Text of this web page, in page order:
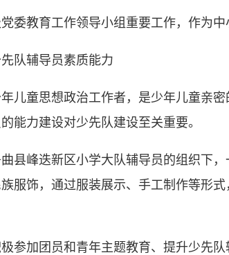
教育工作领导小组重要工作，作为中
队辅导员素质能力
童思想政治工作者，是少年儿童亲密
能力建设对少先队建设至关重要。
峰迭新区小学大队辅导员的组织下，
服饰，通过服装展示、手工制作等形
加团员和青年主题教育、提升少先队